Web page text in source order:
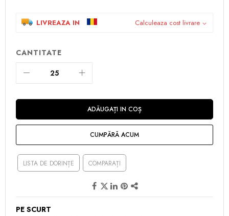
LIVREAZA IN Calculeaza cost livrare
CANTITATE
ADĂUGAȚI IN COȘ
CUMPĂRĂ ACUM
LISTA DE DORINȚE COMPARAȚI
PE SCURT